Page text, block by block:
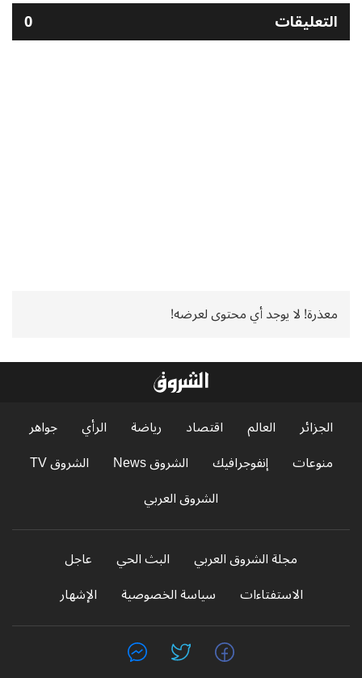
التعليقات 0
معذرة! لا يوجد أي محتوى لعرضه!
الجزائر العالم اقتصاد رياضة الرأي
جواهر
منوعات
إنفوجرافيك الشروق News
الشروق TV
الشروق العربي
مجلة الشروق العربي البث الحي
عاجل
الاستفتاءات
سياسة الخصوصية الإشهار